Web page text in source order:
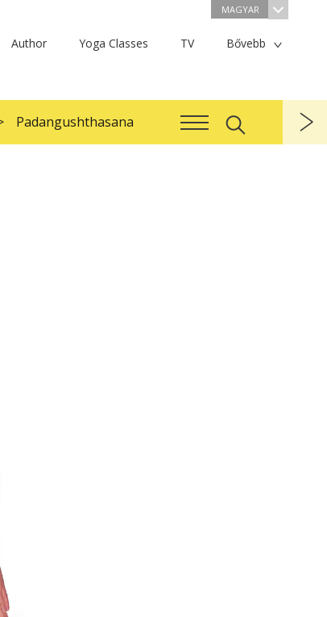
MAGYAR
Author Yoga Classes TV Bővebb
Padangushthasana